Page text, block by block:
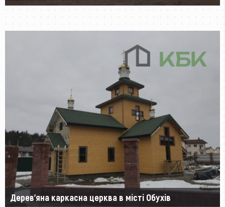
Дерев’яна каркасна церква в місті Обухів